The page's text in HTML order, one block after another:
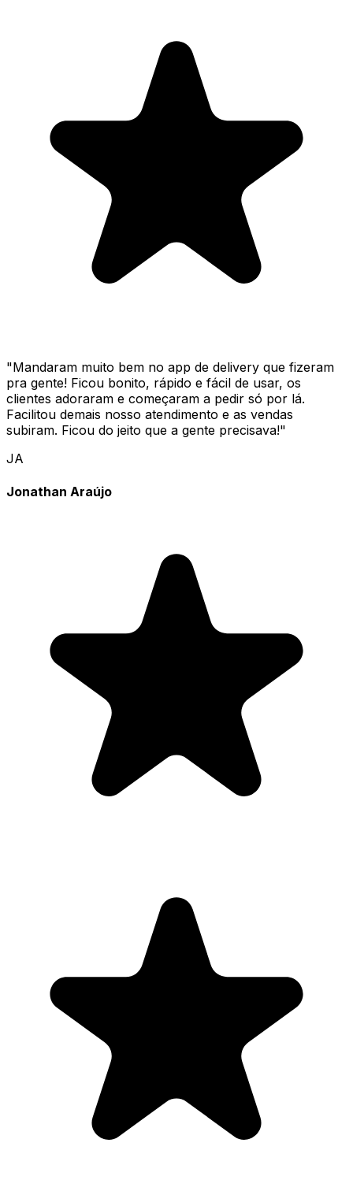
"Mandaram muito bem no app de delivery que fizeram
pra gente! Ficou bonito, rápido e fácil de usar, os
clientes adoraram e começaram a pedir só por lá.
Facilitou demais nosso atendimento e as vendas
subiram. Ficou do jeito que a gente precisava!"
JA
Jonathan Araújo